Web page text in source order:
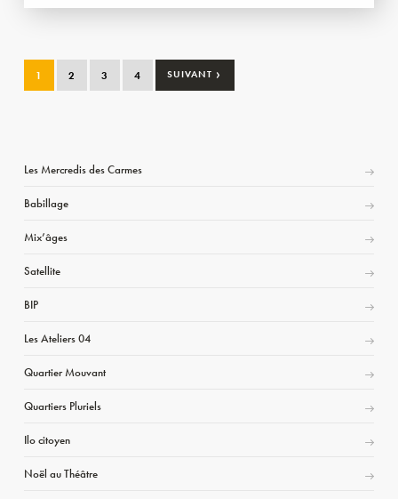
1 2 3 4 SUIVANT ›
Les Mercredis des Carmes
Babillage
Mix’âges
Satellite
BIP
Les Ateliers 04
Quartier Mouvant
Quartiers Pluriels
Ilo citoyen
Noël au Théâtre